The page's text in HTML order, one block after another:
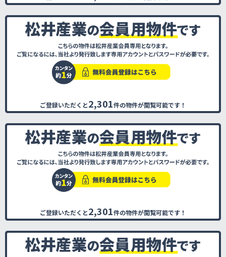
ご登録いただくと2,301件の物件が閲覧可能です！
ご登録いただくと2,301件の物件が閲覧可能です！